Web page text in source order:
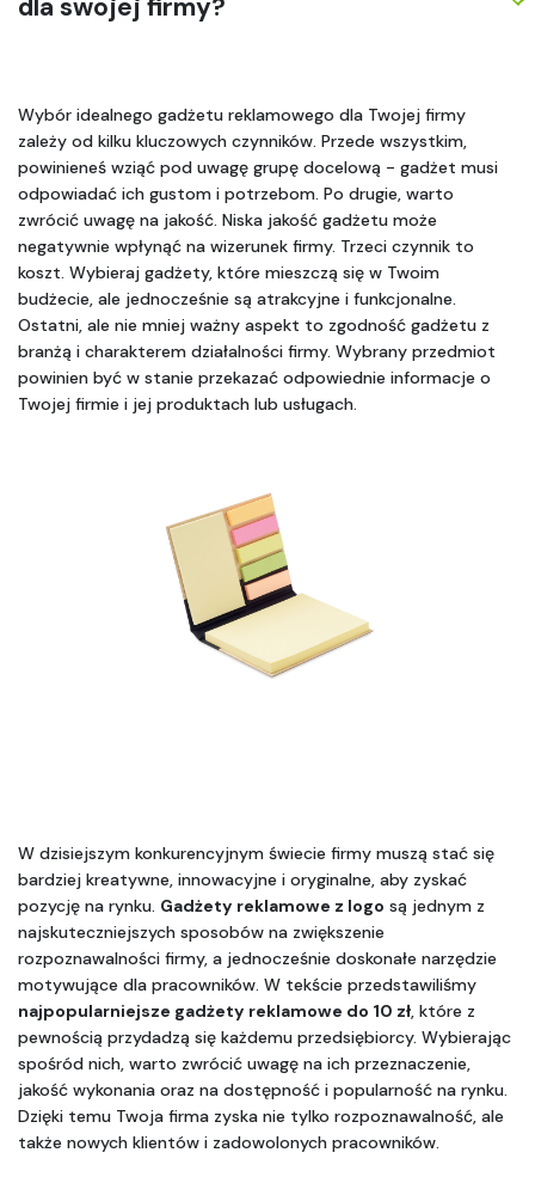
dla swojej firmy?
Wybór idealnego gadżetu reklamowego dla Twojej firmy
zależy od kilku kluczowych czynników. Przede wszystkim,
powinieneś wziąć pod uwagę grupę docelową - gadżet musi
odpowiadać ich gustom i potrzebom. Po drugie, warto
zwrócić uwagę na jakość. Niska jakość gadżetu może
negatywnie wpłynąć na wizerunek firmy. Trzeci czynnik to
koszt. Wybieraj gadżety, które mieszczą się w Twoim
budżecie, ale jednocześnie są atrakcyjne i funkcjonalne.
Ostatni, ale nie mniej ważny aspekt to zgodność gadżetu z
branżą i charakterem działalności firmy. Wybrany przedmiot
powinien być w stanie przekazać odpowiednie informacje o
Twojej firmie i jej produktach lub usługach.
W dzisiejszym konkurencyjnym świecie firmy muszą stać się
bardziej kreatywne, innowacyjne i oryginalne, aby zyskać
pozycję na rynku. Gadżety reklamowe z logo są jednym z
najskuteczniejszych sposobów na zwiększenie
rozpoznawalności firmy, a jednocześnie doskonałe narzędzie
najpopularniejsze gadżety reklamowe do 10 zł, które z
pewnością przydadzą się każdemu przedsiębiorcy. Wybierając
spośród nich, warto zwrócić uwagę na ich przeznaczenie,
jakość wykonania oraz na dostępność i popularność na rynku.
Dzięki temu Twoja firma zyska nie tylko rozpoznawalność, ale
także nowych klientów i zadowolonych pracowników.